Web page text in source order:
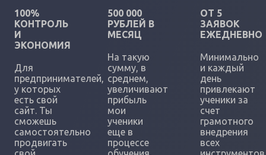
100%
КОНТРОЛЬ
И
ЭКОНОМИЯ
Для
предпринимателей,
у которых
есть свой
сайт. Ты
сможешь
самостоятельно
продвигать
500 000
РУБЛЕЙ В
МЕСЯЦ
На такую
сумму, в
среднем,
увеличивают
прибыль
мои
ученики
еще в
процессе
ОТ 5
ЗАЯВОК
ЕЖЕДНЕВНО
Минимально
и каждый
день
привлекают
ученики за
счет
грамотного
внедрения
всех